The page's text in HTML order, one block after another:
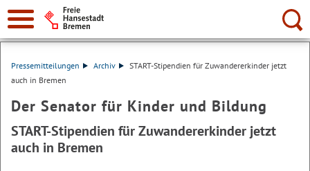
Suche:
Pressemitteilungen Archiv
START-Stipendien für Zuwandererkinder jetzt
auch in Bremen
Der Senator für Kinder und Bildung
START-Stipendien für Zuwandererkinder jetzt
auch in Bremen